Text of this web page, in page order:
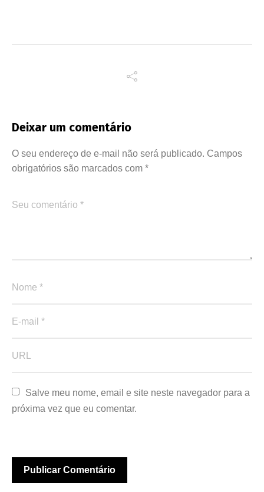
Deixar um comentário
O seu endereço de e-mail não será publicado. Campos
obrigatórios são marcados com *
Salve meu nome, email e site neste navegador para a
próxima vez que eu comentar.